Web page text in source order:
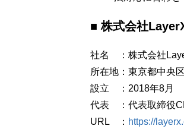
■ 株式会社
社名 ：株式会社
所在地：東京都中央
設立 ：2018年8月
代表 ：代表取締役
URL ： https://